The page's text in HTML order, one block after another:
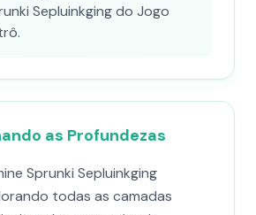
Sepluinkging do Jogo
as Profundezas
Sprunki Sepluinkging
todas as camadas